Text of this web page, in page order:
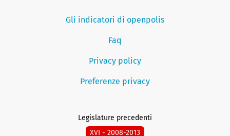
Gli indicatori di openpolis
Faq
Privacy policy
Preferenze privacy
Legislature precedenti
XVI - 2008-2013